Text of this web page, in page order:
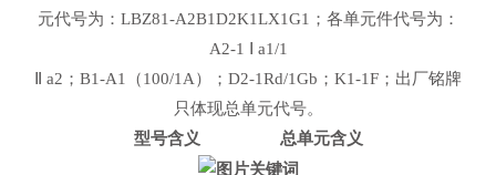
元代号为：LBZ81-A2B1D2K1LX1G1；各单元件代号为：
A2-1 Ⅰ a1/1
Ⅱ a2；B1-A1（100/1A）；D2-1Rd/1Gb；K1-1F；出厂铭牌
只体现总单元代号。
型号含义 总单元含义